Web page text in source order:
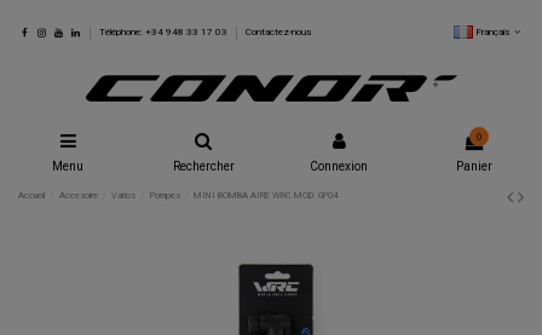
Téléphone: +34 948 33 17 03 Contactez-nous Français
Menu Rechercher Connexion
0
Panier
Accueil Accesoire Varios Pompes MINI BOMBA AIRE WRC MOD. GP04